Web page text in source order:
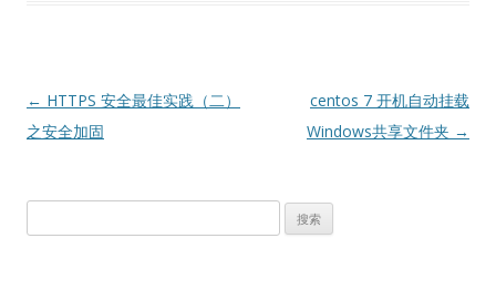
文
章
← HTTPS 安全最佳实践（二）
之安全加固
centos 7 开机自动挂载
Windows共享文件夹 →
索：